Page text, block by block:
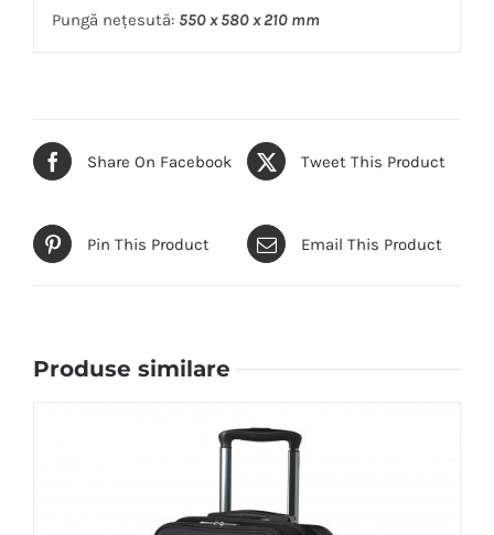
Pungă nețesută: 550 x 580 x 210 mm
Share On Facebook Tweet This Product
Pin This Product Email This Product
Produse similare